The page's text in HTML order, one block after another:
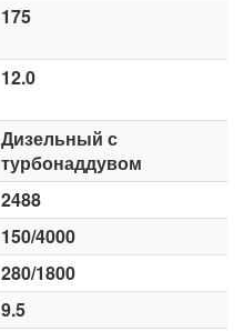
175
12.0
Дизельный с
турбонаддувом
2488
150/4000
280/1800
9.5